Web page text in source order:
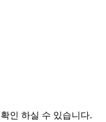
인 하실 수 있습니다.